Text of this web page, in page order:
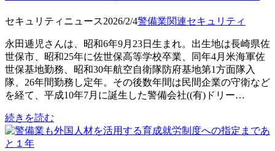
セキュリティニュース2026/2/4警備業関連セキュリティ
永田逓児さんは、昭和6年9月23日生まれ。出生地は長崎県佐
世保市、昭和25年に佐世保高等学校卒業、同年4月米海軍佐
世保基地勤務、昭和30年航空自衛隊防府基地第1方面隊入
隊、26年間勤務し定年。その後数年間は民間企業の守衛など
を経て、平成10年7月に誕生した警備会社((有)ドリー…
続きを読む